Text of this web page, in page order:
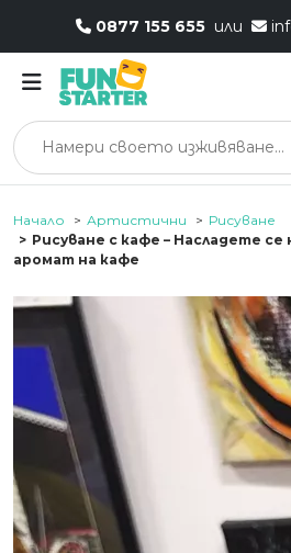
0877 155 655 или
Начало Артистични
Рисуване
Рисуване с кафе – Насладете се
аромат на кафе